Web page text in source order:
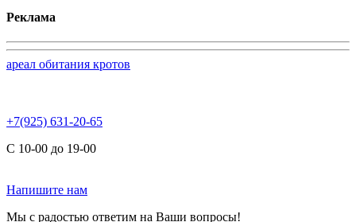
Реклама
ареал обитания кротов
+7(925) 631-20-65
С 10-00 до 19-00
Напишите нам
Мы с радостью ответим на Ваши вопросы!